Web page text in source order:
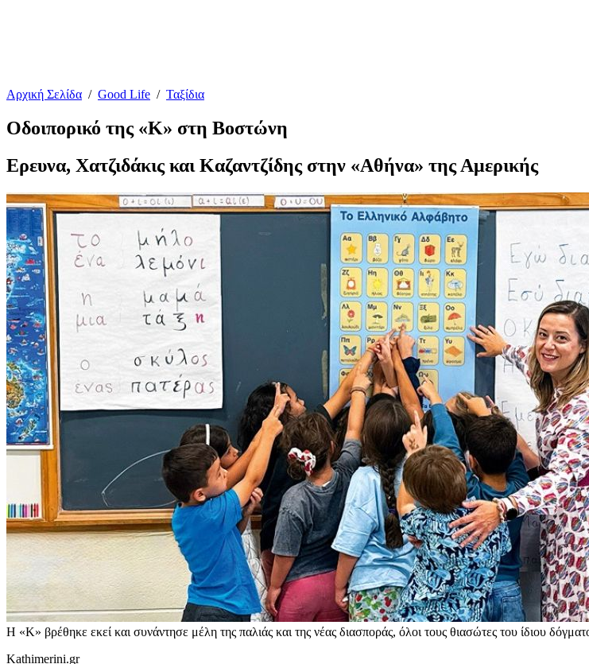
Αρχική Σελίδα / Good Life / Ταξίδια
Οδοιπορικό της «Κ» στη Βοστώνη
Ερευνα, Χατζιδάκις και Καζαντζίδης στην «Αθήνα» της Αμερικής
Η «Κ» βρέθηκε εκεί και συνάντησε μέλη της παλιάς και της νέας διασποράς, όλοι τους θιασώτες του ίδιου
Kathimerini.gr